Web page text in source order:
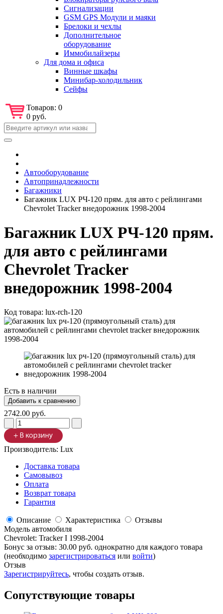
Сигнализации
GSM GPS Модули и маяки
Брелоки и чехлы
Дополнительное
оборудование
Иммобилайзеры
Для дома и офиса
Винные шкафы
Минибар-холодильник
Сейфы
Товаров: 0
0 руб.
Автооборудование
Автопринадлежности
Багажники
Багажник LUX РЧ-120 прям. для авто с рейлингами
Chevrolet Tracker внедорожник 1998-2004
Багажник LUX РЧ-120 прям.
для авто с рейлингами
Chevrolet Tracker
внедорожник 1998-2004
Код товара: lux-rch-120
Есть в наличии
2742.00 руб.
Производитель: Lux
Доставка товара
Самовывоз
Оплата
Возврат товара
Гарантия
Описание Характеристика
Отзывы
Модель автомобиля
Chevrolet: Tracker I 1998-2004
Бонус за отзыв: 30.00 руб. однократно для каждого товара
(необходимо зарегистрироваться или войти)
Отзыв
Зарегистрируйтесь, чтобы создать отзыв.
Сопутствующие товары